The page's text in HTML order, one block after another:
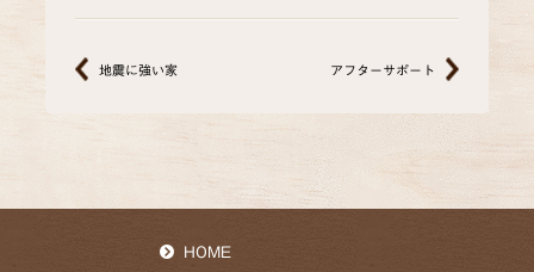
地震に強い家 アフターサポート
HOME